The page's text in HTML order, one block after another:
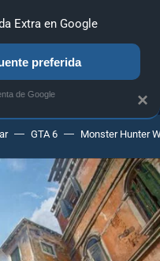
NUEVO
PC SONY
GTA 6 Monster Hunter
×
Extra en Google
preferida
de Google